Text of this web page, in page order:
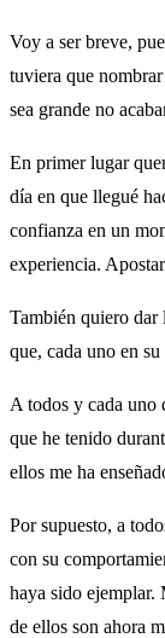
Voy a ser breve,
tuviera que
sea grande no
En primer lugar
día en que llegué
confianza en un
experiencia.
También quiero dar
que, cada uno en
A todos y cada uno
que he tenido
ellos me ha
Por supuesto, a
con su
haya sido ejemplar.
de ellos son ahora